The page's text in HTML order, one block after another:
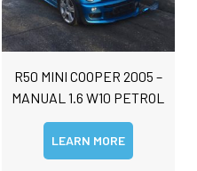
R50 MINI COOPER 2005 –
MANUAL 1.6 W10 PETROL
LEARN MORE